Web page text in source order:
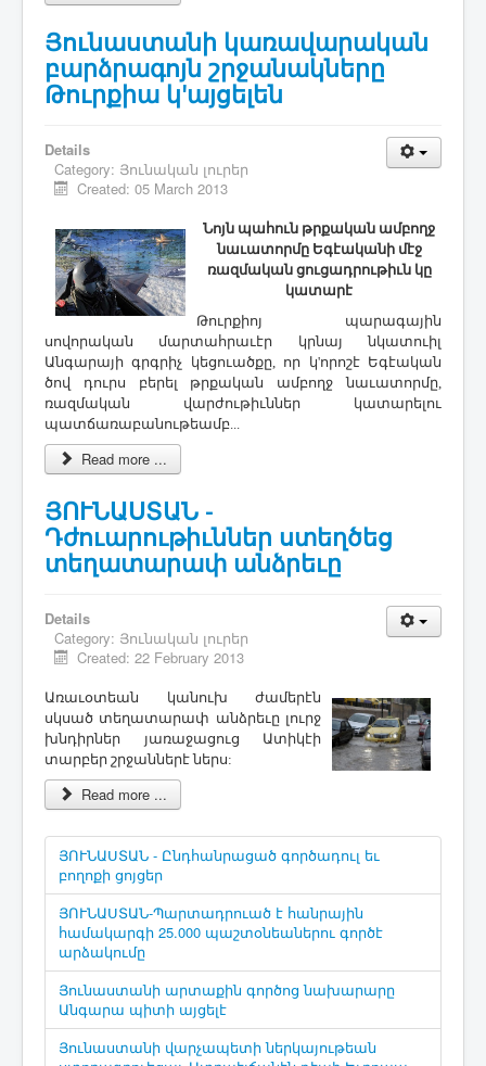
Յունաստանի կառավարական
բարձրագոյն շրջանակները
Թուրքիա կ'այցելեն
Details
Category: Յունական լուրեր
Created: 05 March 2013
Նոյն պահուն թրքական ամբողջ
նաւատորմը Եգէականի մէջ
ռազմական ցուցադրութիւն կը
կատարէ
Թուրքիոյ պարագային
սովորական մարտահրաւէր կրնայ նկատուիլ
Անգարայի գրգրիչ կեցուածքը, որ կ'որոշէ Եգէական
ծով դուրս բերել թրքական ամբողջ նաւատորմը,
ռազմական վարժութիւններ կատարելու
պատճառաբանութեամբ...
Read more ...
ՅՈՒՆԱՍՏԱՆ -
Դժուարութիւններ ստեղծեց
տեղատարափ անձրեւը
Details
Category: Յունական լուրեր
Created: 22 February 2013
Առաւօտեան կանուխ ժամերէն
սկսած տեղատարափ անձրեւը լուրջ
խնդիրներ յառաջացուց Ատիկէի
տարբեր շրջաններէ ներս:
Read more ...
ՅՈՒՆԱՍՏԱՆ - Ընդհանրացած գործադուլ եւ
բողոքի ցոյցեր
ՅՈՒՆԱՍՏԱՆ-Պարտադրուած է հանրային
համակարգի 25.000 պաշտօնեաներու գործէ
արձակումը
Յունաստանի արտաքին գործոց նախարարը
Անգարա պիտի այցելէ
Յունաստանի վարչապետի ներկայութեան